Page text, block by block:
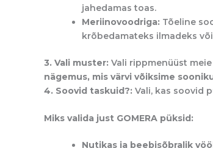
jahedamas toas.
Meriinovoodriga: Tõeline
krõbedamateks ilmadeks
3. Vali muster: Vali rippmenüüst
nägemus, mis värvi võiksime
4. Soovid taskuid?: Vali, kas soovid
Miks valida just GOMERA püksid:
Nutikas ja beebisõbralik